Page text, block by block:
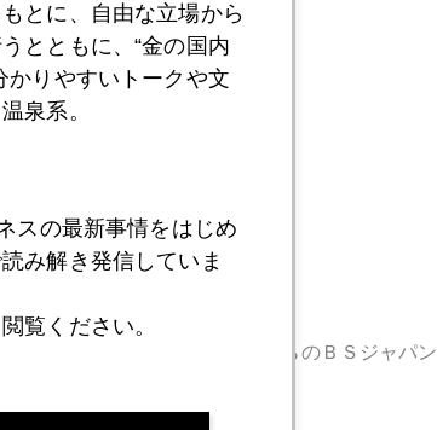
利などがトピック。
なっているので、今夜１０時からのＢＳジャパン
とに、自由な立場から
とともに、“金の国内
かりやすいトークや文
泉系。
スの最新事情をはじめ
み解き発信していま
覧ください。